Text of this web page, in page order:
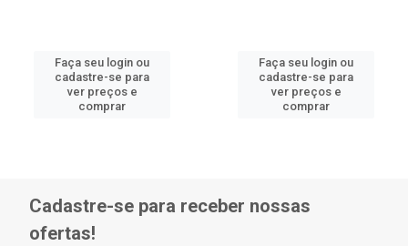
Faça seu login ou
cadastre-se para
ver preços e
comprar
Faça seu login ou
cadastre-se para
ver preços e
comprar
Cadastre-se para receber nossas
ofertas!